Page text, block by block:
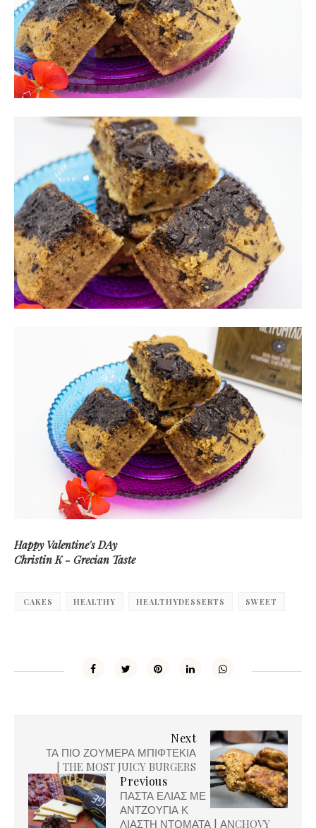
Happy Valentine's DAy
Christin K - Grecian Taste
CAKES HEALTHY HEALTHYDESSERTS SWEET
Next
ΤΑ ΠΙΟ ΖΟΥΜΕΡΑ ΜΠΙΦΤΕΚΙΑ
| THE MOST JUICY BURGERS
Previous
ΠΑΣΤΑ ΕΛΙΑΣ ΜΕ
ΑΝΤΖΟΥΓΙΑ Κ
ΛΙΑΣΤΗ ΝΤΟΜΑΤΑ | ΑΝCHOVY